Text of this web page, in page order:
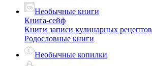
Необычные книги
Книга-сейф
Книги записи кулинарных рецептов
Родословные книги
Необычные копилки